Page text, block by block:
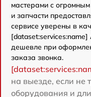
мастерами с
и запчасти
сервисе уверены в
[dataset:services:name]
дешевле при
заказа звонка.
на выезде, если не
оборудования и